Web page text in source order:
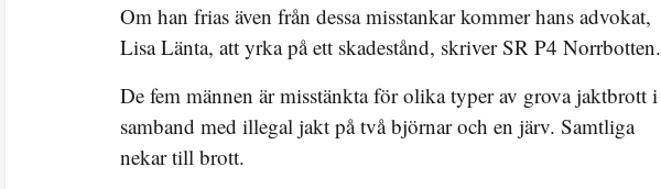
Om han frias även från dessa misstankar kommer hans advokat,
Lisa Länta, att yrka på ett skadestånd, skriver SR P4 Norrbotten.
De fem männen är misstänkta för olika typer av grova jaktbrott i
samband med illegal jakt på två björnar och en järv. Samtliga
nekar till brott.